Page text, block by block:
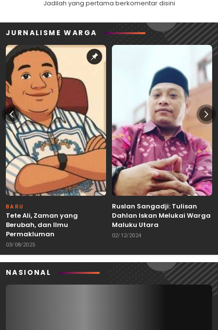
Jadilah yang pertama berkomentar disini
JURNALISME WARGA
BARU
Tete Ali, Zaman yang
Berubah, dan Ilmu
Permakluman
03/08/2025
Ruslan Sangadji: Tulisan
Dahlan Iskan Melukai Warga
Maluku Utara
02/12/2024
NASIONAL